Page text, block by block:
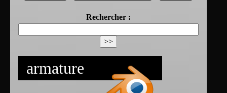
Rechercher :
armature